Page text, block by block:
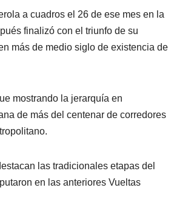
a cuadros el 26 de ese mes en la
finalizó con el triunfo de su
más de medio siglo de existencia de
mostrando la jerarquía en
de más del centenar de corredores
las tradicionales etapas del
en las anteriores Vueltas